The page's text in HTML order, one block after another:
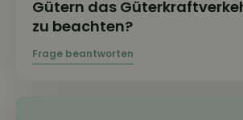
Gütern das
zu beachten?